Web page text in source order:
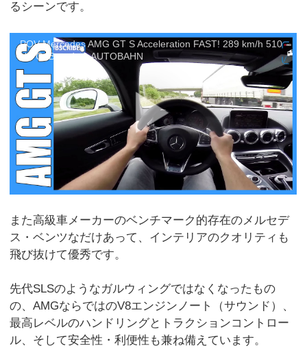
るシーンです。
POV Mercedes AMG GT S Acceleration FAST! 289 km/h 510
HP OnBoard on AUTOBAHN
また高級車メーカーのベンチマーク的存在のメルセデ
ス・ベンツなだけあって、インテリアのクオリティも
飛び抜けて優秀です。
先代SLSのようなガルウィングではなくなったもの
の、AMGならではのV8エンジンノート（サウンド）、
最高レベルのハンドリングとトラクションコントロー
ル、そして安全性・利便性も兼ね備えています。